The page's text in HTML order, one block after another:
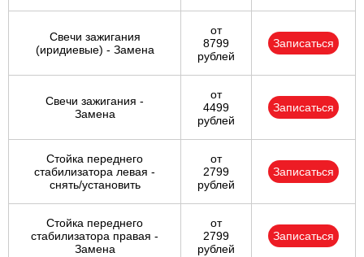
Свечи зажигания
(иридиевые) - Замена
от
8799
рублей
Записаться
Свечи зажигания -
Замена
от
4499
рублей
Записаться
Стойка переднего
стабилизатора левая -
снять/установить
от
2799
рублей
Записаться
Стойка переднего
стабилизатора правая -
Замена
от
2799
рублей
Записаться